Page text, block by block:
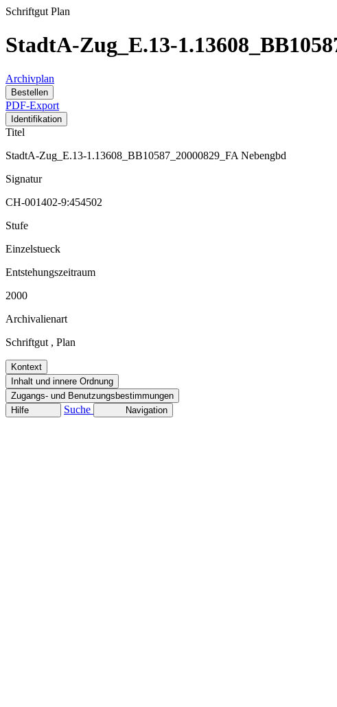
Schriftgut Plan
StadtA-Zug_E.13-
Archivplan
Bestellen
PDF-Export
Identifikation
Titel
StadtA-Zug_E.13-1.13608_BB10587_20000829_FA Nebengbd
Signatur
CH-001402-9:454502
Stufe
Einzelstueck
Entstehungszeitraum
2000
Archivalienart
Schriftgut , Plan
Kontext
Inhalt und innere Ordnung
Zugangs- und Benutzungsbestimmungen
Hilfe
Suche Navigation